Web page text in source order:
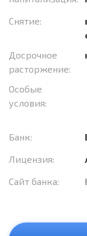
Снятие:
Досрочное
расторжение:
Особые
условия:
Банк:
Лицензия:
Сайт банка: